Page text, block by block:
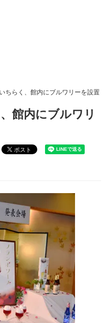
ちらく、館内にブルワリーを設置
館内にブルワリ
ポスト